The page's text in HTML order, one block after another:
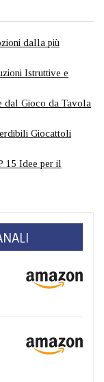
dalla più
Istruttive e
dal Gioco da Tavola
Giocattoli
15 Idee per il